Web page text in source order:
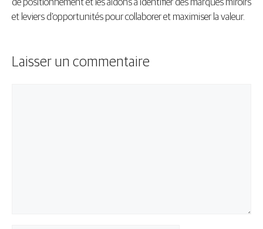
de positionnement et les aidons à identifier des marques miroirs
et leviers d’opportunités pour collaborer et maximiser la valeur.
Laisser un commentaire